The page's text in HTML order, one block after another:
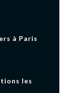
à Paris
les